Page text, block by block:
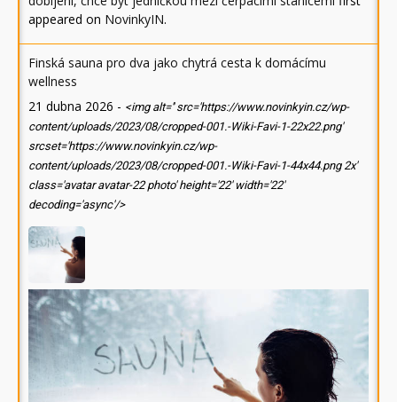
appeared on NovinkyIN.
Finská sauna pro dva jako chytrá cesta k domácímu
wellness
21 dubna 2026 - <img alt='' src='https://www.novinkyin.cz/wp-
content/uploads/2023/08/cropped-001.-Wiki-Favi-1-22x22.png'
srcset='https://www.novinkyin.cz/wp-
content/uploads/2023/08/cropped-001.-Wiki-Favi-1-44x44.png 2x'
class='avatar avatar-22 photo' height='22' width='22'
decoding='async'/>